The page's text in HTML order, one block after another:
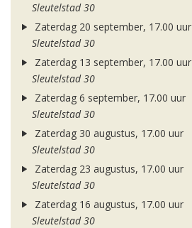
Sleutelstad 30
Zaterdag 20 september, 17.00 uur
Sleutelstad 30
Zaterdag 13 september, 17.00 uur
Sleutelstad 30
Zaterdag 6 september, 17.00 uur
Sleutelstad 30
Zaterdag 30 augustus, 17.00 uur
Sleutelstad 30
Zaterdag 23 augustus, 17.00 uur
Sleutelstad 30
Zaterdag 16 augustus, 17.00 uur
Sleutelstad 30